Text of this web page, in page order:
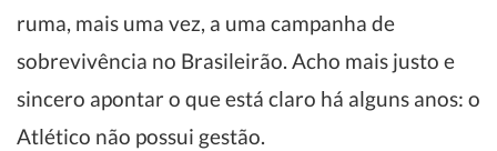
ruma, mais uma vez, a uma campanha de
sobrevivência no Brasileirão. Acho mais justo e
sincero apontar o que está claro há alguns anos: o
Atlético não possui gestão.